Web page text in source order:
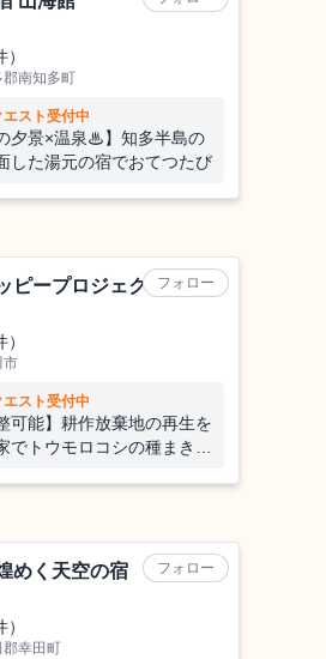
）
南知多町
スト受付中
夕景×温泉♨】知多半島の
した湯元の宿でおてつたび
フォロー
ピープロジェクト
）
市
スト受付中
可能】耕作放棄地の再生を
でトウモロコシの種まきの
フォロー
めく天空の宿 天の丸
）
郡幸田町